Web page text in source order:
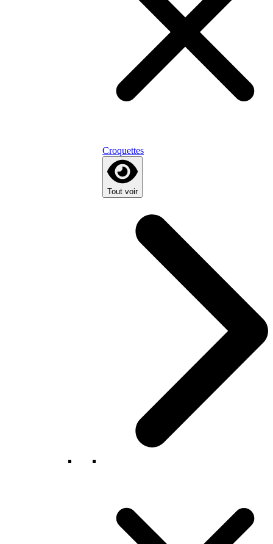
Croquettes
Tout voir